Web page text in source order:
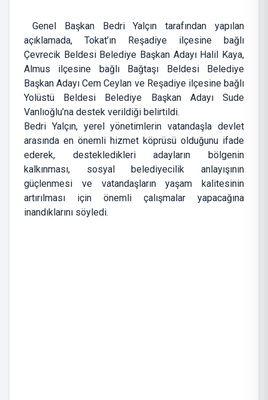
Genel Başkan Bedri Yalçın tarafından yapılan
açıklamada, Tokat’ın Reşadiye ilçesine bağlı
Çevrecik Beldesi Belediye Başkan Adayı Halil Kaya,
Almus ilçesine bağlı Bağtaşı Beldesi Belediye
Başkan Adayı Cem Ceylan ve Reşadiye ilçesine bağlı
Yolüstü Beldesi Belediye Başkan Adayı Sude
Vanlıoğlu’na destek verildiği belirtildi.
Bedri Yalçın, yerel yönetimlerin vatandaşla devlet
arasında en önemli hizmet köprüsü olduğunu ifade
ederek, destekledikleri adayların bölgenin
kalkınması, sosyal belediyecilik anlayışının
güçlenmesi ve vatandaşların yaşam kalitesinin
artırılması için önemli çalışmalar yapacağına
inandıklarını söyledi.